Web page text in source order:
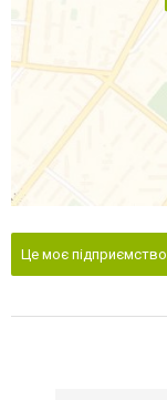
Це моє підприємство